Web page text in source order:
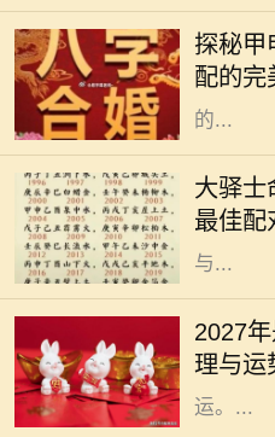
探秘甲
配的完
水命是
征的内
中拥有
的...
大驿士
最佳配
在命理
系和配
独特的
和创新
与...
2027
理与运
2027年
肖兔将
年象征
许多人
运。...
大海是